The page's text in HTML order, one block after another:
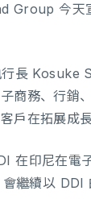
Group 今天
長 Kosuke
商務、行銷
戶在拓展成
在印尼在電
繼續以